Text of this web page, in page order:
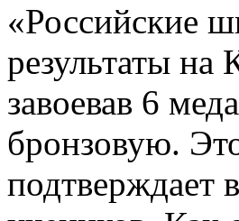
«Российские
результаты на
завоевав 6
бронзовую.
подтверждает